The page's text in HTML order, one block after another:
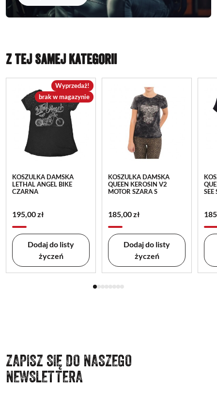
Z TEJ SAMEJ KATEGORII
Wyprzedaż!
brak w magazynie
KOSZULKA DAMSKA
LETHAL ANGEL BIKE
CZARNA
195,00 zł
Dodaj do listy
życzeń
KOSZULKA DAMSKA
QUEEN KEROSIN V2
MOTOR SZARA S
185,00 zł
Dodaj do listy
życzeń
ZAPISZ SIĘ DO NASZEGO
NEWSLETTERA